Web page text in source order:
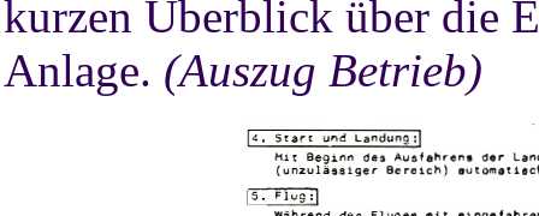
kurzen Überblick über die
Anlage. (Auszug Betrieb)